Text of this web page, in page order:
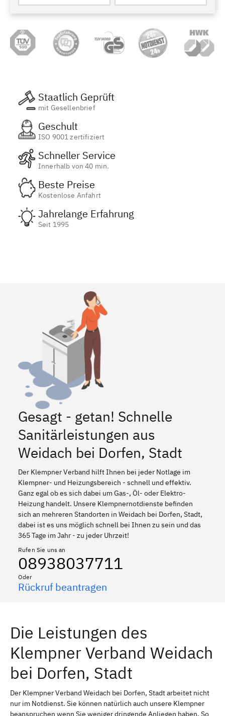
Staatlich Geprüft
mit Gesellenbrief
Geschult
ISO 9001 zertifiziert
Schneller Service
Innerhalb von 40 min.
Beste Preise
Kostenlose Anfahrt
Jahrelange Erfahrung
Seit 1995
Gesagt - getan! Schnelle
Sanitärleistungen aus
Weidach bei Dorfen, Stadt
Der Klempner Verband hilft Ihnen bei jeder Notlage im
Klempner- und Heizungsbereich - schnell und effektiv.
Ganz egal ob es sich dabei um Gas-, Öl- oder Elektro-
Heizung handelt. Unsere Klempnernotdienste befinden
sich an mehreren Standorten in Weidach bei Dorfen, Stadt,
dabei ist es uns möglich schnell bei Ihnen zu sein und das
365 Tage im Jahr - zu jeder Uhrzeit!
Rufen Sie uns an
08938037711
Oder
Rückruf beantragen
Die Leistungen des
Klempner Verband Weidach
bei Dorfen, Stadt
Der Klempner Verband Weidach bei Dorfen, Stadt arbeitet nicht
nur im Notdienst. Sie können natürlich auch unsere Klempner
beanspruchen wenn Sie weniger dringende Anliegen haben. So